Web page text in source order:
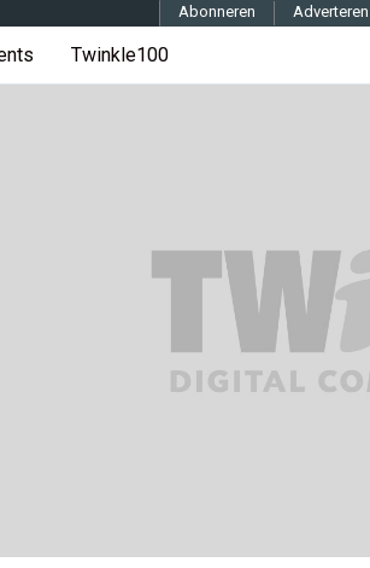
Twinkle100
Abonneren Adverteren